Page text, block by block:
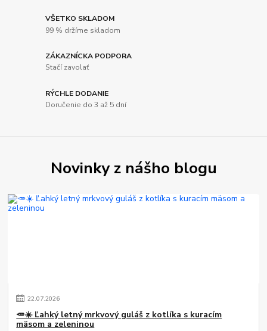
VŠETKO SKLADOM
99 % držíme skladom
ZÁKAZNÍCKA PODPORA
Stačí zavolať
RÝCHLE DODANIE
Doručenie do 3 až 5 dní
Novinky z nášho blogu
22.07.2026
🥕☀️ Ľahký letný mrkvový guláš z kotlíka s kuracím
mäsom a zeleninou